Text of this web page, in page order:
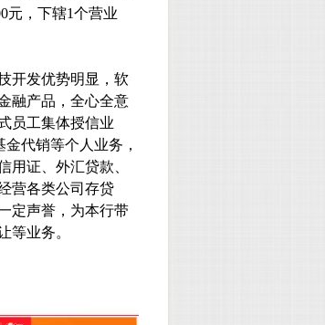
元，下辖1个营业
开发优势明显，软
融产品，全心全意
员工集体授信业
代销等个人业务，
用证、外汇贷款、
营各类公司存贷
定声誉，为本行带
等业务。